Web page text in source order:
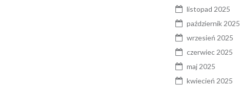
listopad 2025
październik 2025
wrzesień 2025
czerwiec 2025
maj 2025
kwiecień 2025